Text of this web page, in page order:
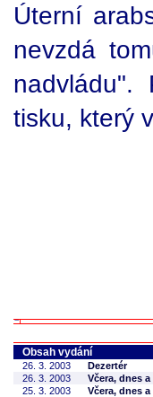
Úterní
nevzdá
nadvládu".
tisku, který
Obsah vydání
26. 3. 2003
Dezertér
26. 3. 2003
Včera, dnes
25. 3. 2003
Včera, dnes